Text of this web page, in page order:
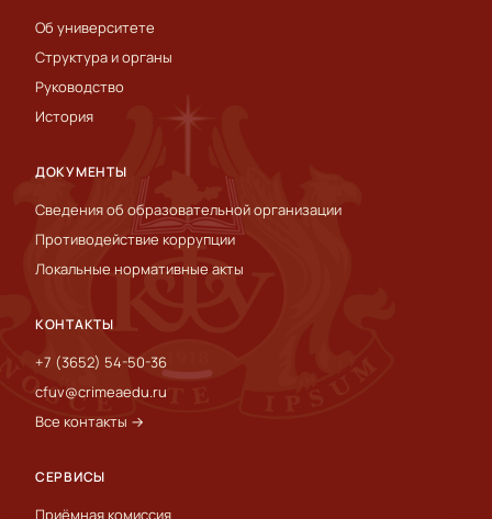
Об университете
Структура и органы
Руководство
История
ДОКУМЕНТЫ
Сведения об образовательной организации
Противодействие коррупции
Локальные нормативные акты
КОНТАКТЫ
+7 (3652) 54-50-36
cfuv@crimeaedu.ru
Все контакты →
СЕРВИСЫ
Приёмная комиссия